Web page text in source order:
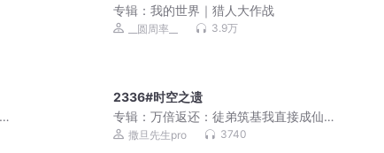
专辑：我的世界｜猎人大作战
__圆周率__ 3.9万
2336#时空之遗
专辑：万倍返还：徒弟筑基我直接成仙 |
爆笑&无敌&爽文不圣母 | 多人有声剧
撒旦先生pro 3740